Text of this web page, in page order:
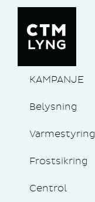
KAMPANJE
Belysning
Varmestyring
Frostsikring
Centrol